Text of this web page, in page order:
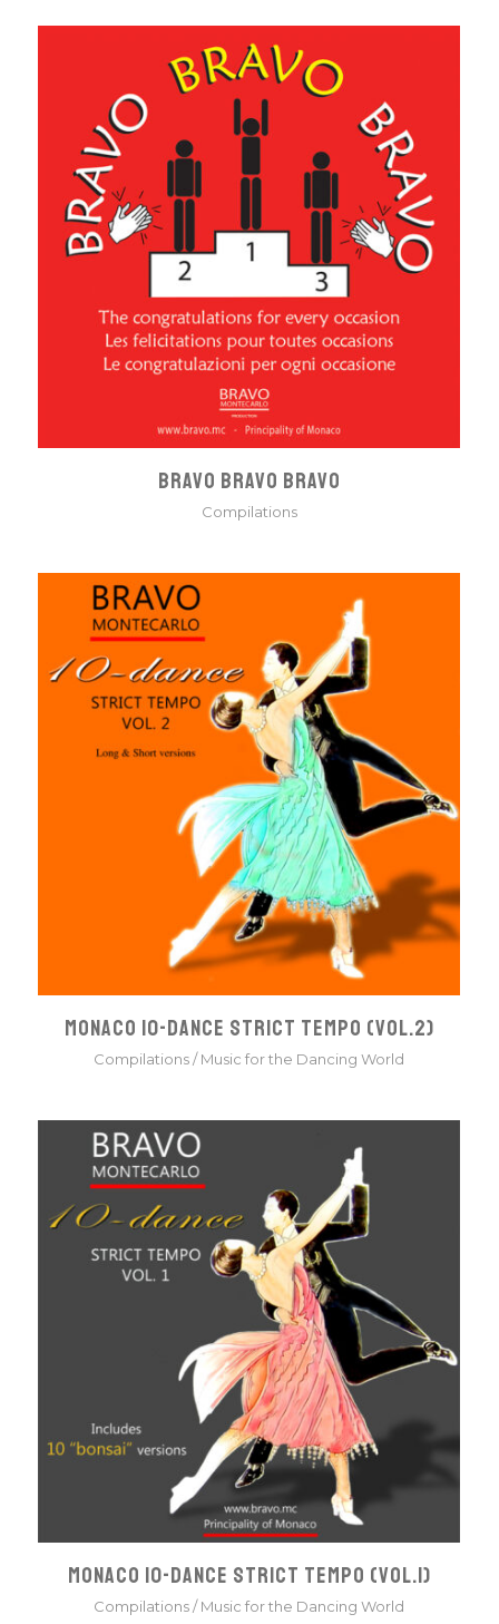
BRAVO BRAVO BRAVO
Compilations
MONACO 10-DANCE STRICT TEMPO (VOL.2)
Compilations/Music for the Dancing World
MONACO 10-DANCE STRICT TEMPO (VOL.1)
Compilations/Music for the Dancing World